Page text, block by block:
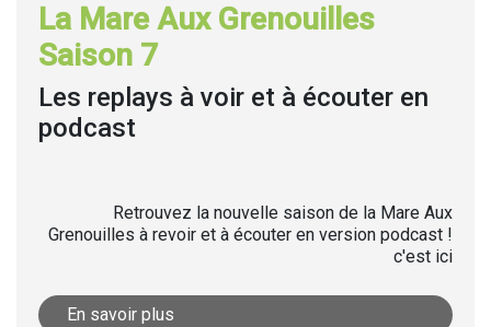
La Mare Aux Grenouilles
Saison 7
Les replays à voir et à écouter en
podcast
Retrouvez la nouvelle saison de la Mare Aux
Grenouilles à revoir et à écouter en version podcast !
c'est ici
En savoir plus